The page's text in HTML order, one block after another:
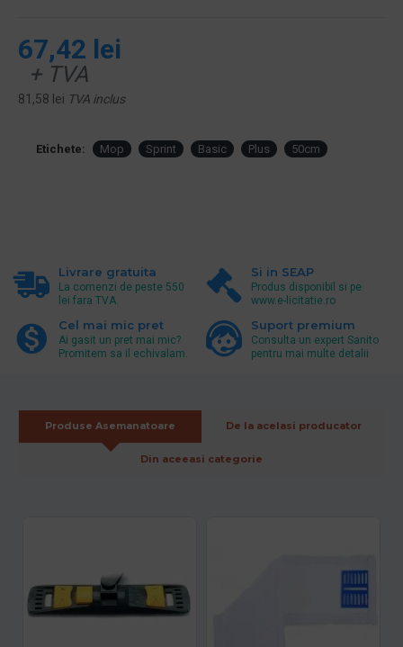
67,42 lei
+ TVA
81,58 lei TVA inclus
Etichete: Mop Sprint Basic Plus 50cm
Livrare gratuita
La comenzi de peste 550
lei fara TVA.
Si in SEAP
Produs disponibil si pe
www.e-licitatie.ro
Cel mai mic pret
Ai gasit un pret mai mic?
Promitem sa il echivalam.
Suport premium
Consulta un expert Sanito
pentru mai multe detalii
Produse Asemanatoare De la acelasi producator
Din aceeasi categorie